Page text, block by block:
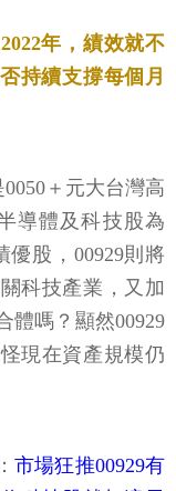
年，績效就不
持續支撐每個月
＋元大台灣高
導體及科技股為
優股，00929則將
科技產業，又加
體嗎？顯然00929
現在資產規模仍
市場狂推00929有